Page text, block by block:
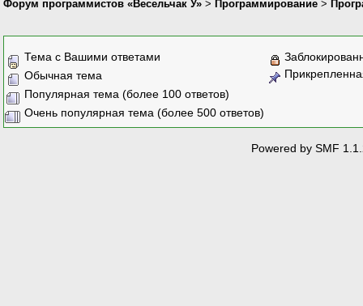
Форум программистов «Весельчак У» > Программирование >
Тема с Вашими ответами
Обычная тема
Популярная тема (более 100 ответов)
Очень популярная тема (более 500 ответов)
Powered by SMF